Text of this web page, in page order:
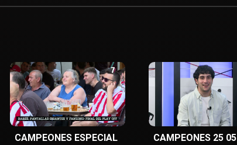
CAMPEONES ESPECIAL CAMPEONES 25 05